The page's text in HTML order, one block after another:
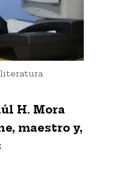
literatura
H. Mora
maestro y,